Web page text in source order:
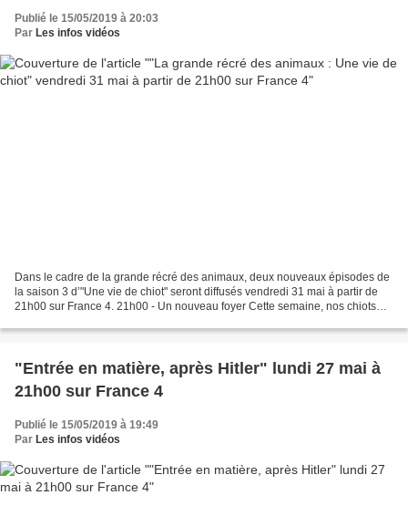
Publié le 15/05/2019 à 20:03
Par Les infos vidéos
Dans le cadre de la grande récré des animaux, deux nouveaux épisodes de
la saison 3 d’"Une vie de chiot" seront diffusés vendredi 31 mai à partir de
21h00 sur France 4. 21h00 - Un nouveau foyer Cette semaine, nos chiots
"Entrée en matière, après Hitler" lundi 27 mai à
21h00 sur France 4
Publié le 15/05/2019 à 19:49
Par Les infos vidéos